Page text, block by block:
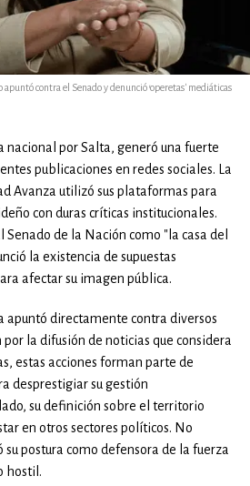
apuntó contra el Senado y denunció 'operetas' mediáticas
nacional por Salta, generó una fuerte
publicaciones en redes sociales. La
Avanza utilizó sus plataformas para
con duras críticas institucionales.
Senado de la Nación como "la casa del
la existencia de supuestas
afectar su imagen pública.
apuntó directamente contra diversos
la difusión de noticias que considera
estas acciones forman parte de
desprestigiar su gestión
su definición sobre el territorio
en otros sectores políticos. No
postura como defensora de la fuerza
hostil.